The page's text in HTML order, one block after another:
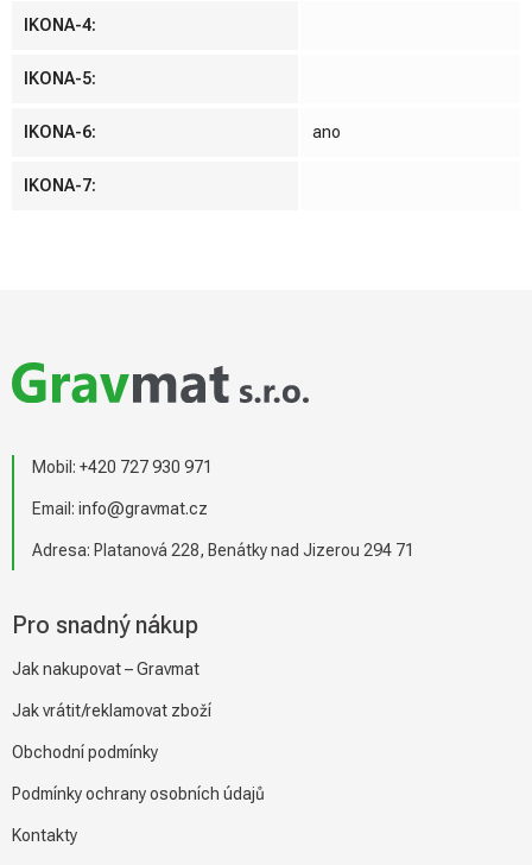
IKONA-4:
IKONA-5:
IKONA-6: ano
IKONA-7:
p
a
Mobil: +420 727 930 971
Email: info@gravmat.cz
Adresa: Platanová 228, Benátky nad Jizerou 294 71
Pro snadný nákup
Jak nakupovat – Gravmat
Jak vrátit/reklamovat zboží
Obchodní podmínky
Podmínky ochrany osobních údajů
Kontakty